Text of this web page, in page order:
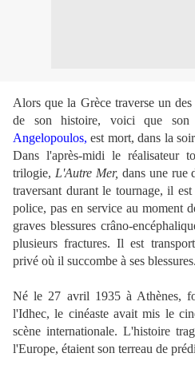
Alors que la Grèce traverse un
de son histoire, voici que son
Angelopoulos, est mort, dans la
Dans l'après-midi le réalisateur
trilogie, L'Autre Mer, dans une rue
traversant durant le tournage, il
police, pas en service au moment
graves blessures crâno-
plusieurs fractures. Il est
privé où il succombe à ses blessures.
Né le 27 avril 1935 à Athènes,
l'Idhec, le cinéaste avait mis le
scène internationale. L'histoire
l'Europe, étaient son terreau de